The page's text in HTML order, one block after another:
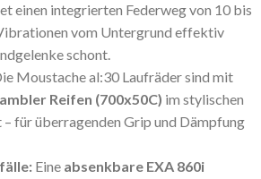
einen integrierten Federweg von 10 bis
vom Untergrund effektiv
schont.
Moustache al:30 Laufräder sind mit
Reifen (700x50C) im stylischen
für überragenden Grip und Dämpfung
Eine absenkbare EXA 860i